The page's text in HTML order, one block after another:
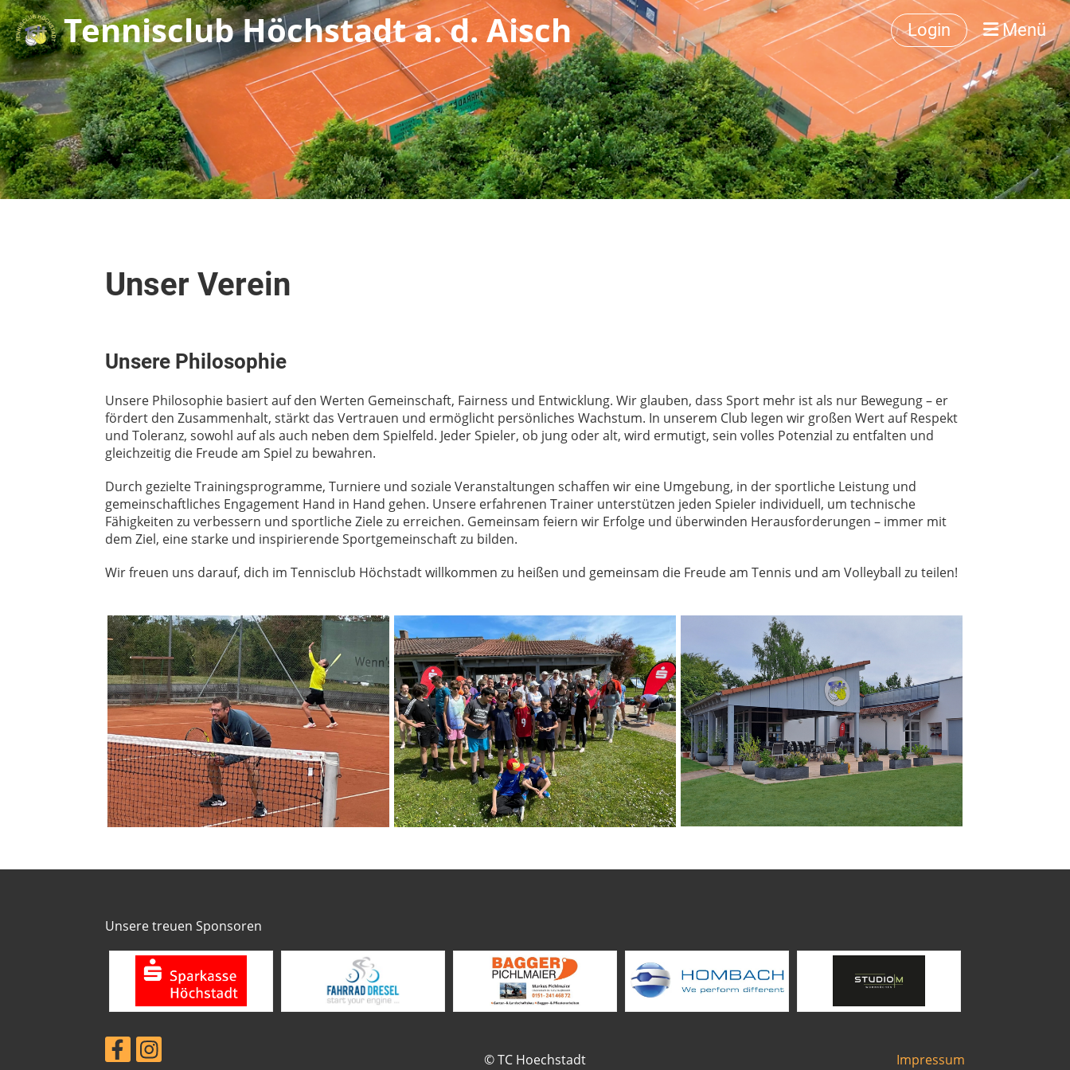
Tennisclub Höchstadt a. d. Aisch Login Menü
Unser Verein
Unsere Philosophie
Unsere Philosophie basiert auf den Werten Gemeinschaft, Fairness und Entwicklung. Wir glauben, dass Sport mehr ist als nur Bewegung – er
fördert den Zusammenhalt, stärkt das Vertrauen und ermöglicht persönliches Wachstum. In unserem Club legen wir großen Wert auf Respekt
und Toleranz, sowohl auf als auch neben dem Spielfeld. Jeder Spieler, ob jung oder alt, wird ermutigt, sein volles Potenzial zu entfalten und
gleichzeitig die Freude am Spiel zu bewahren.
Durch gezielte Trainingsprogramme, Turniere und soziale Veranstaltungen schaffen wir eine Umgebung, in der sportliche Leistung und
gemeinschaftliches Engagement Hand in Hand gehen. Unsere erfahrenen Trainer unterstützen jeden Spieler individuell, um technische
Fähigkeiten zu verbessern und sportliche Ziele zu erreichen. Gemeinsam feiern wir Erfolge und überwinden Herausforderungen – immer mit
dem Ziel, eine starke und inspirierende Sportgemeinschaft zu bilden.
Wir freuen uns darauf, dich im Tennisclub Höchstadt willkommen zu heißen und gemeinsam die Freude am Tennis und am Volleyball zu teilen!
Unsere treuen Sponsoren
© TC Hoechstadt
Impressum